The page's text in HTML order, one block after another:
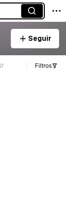
Seguir
Filtros